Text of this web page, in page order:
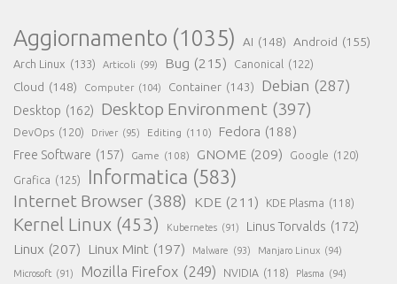
Aggiornamento (1035) AI (148) Android (155)
Arch Linux (133) Articoli (99) Bug (215) Canonical (122)
Cloud (148) Computer (104) Container (143) Debian (287)
Desktop (162) Desktop Environment (397)
DevOps (120) Driver (95) Editing (110) Fedora (188)
Free Software (157) Game (108) GNOME (209) Google (120)
Grafica (125) Informatica (583)
Internet Browser (388) KDE (211) KDE Plasma (118)
Kernel Linux (453) Kubernetes (91) Linus Torvalds (172)
Linux (207) Linux Mint (197) Malware (93) Manjaro Linux (94)
Microsoft (91) Mozilla Firefox (249) NVIDIA (118) Plasma (94)